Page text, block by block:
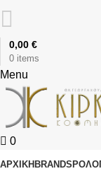
0 items
0,00 €
Menu
0
ΑΡΧΙΚΗ BRANDS